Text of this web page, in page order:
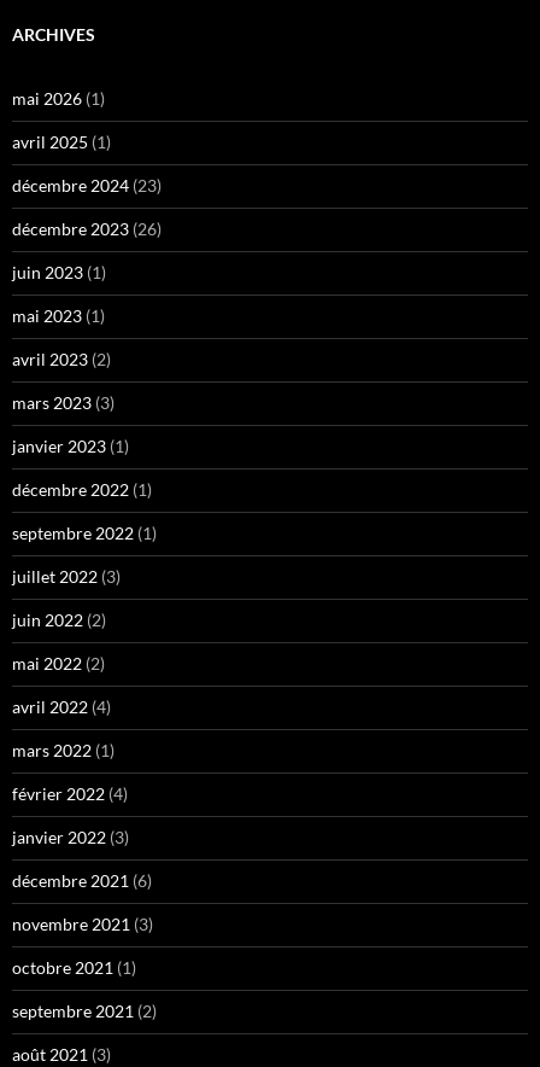
ARCHIVES
mai 2026 (1)
avril 2025 (1)
décembre 2024 (23)
décembre 2023 (26)
juin 2023 (1)
mai 2023 (1)
avril 2023 (2)
mars 2023 (3)
janvier 2023 (1)
décembre 2022 (1)
septembre 2022 (1)
juillet 2022 (3)
juin 2022 (2)
mai 2022 (2)
avril 2022 (4)
mars 2022 (1)
février 2022 (4)
janvier 2022 (3)
décembre 2021 (6)
novembre 2021 (3)
octobre 2021 (1)
septembre 2021 (2)
août 2021 (3)